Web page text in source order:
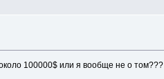
100000$ или я вообще не о том???